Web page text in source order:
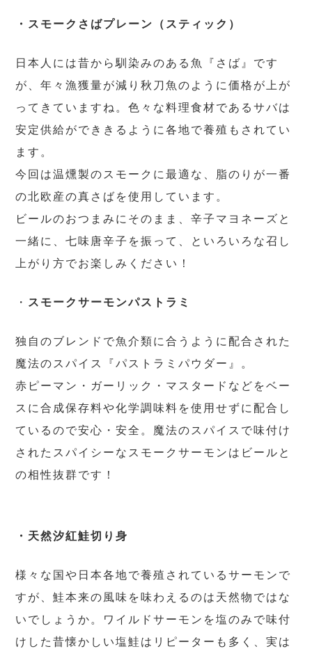
・スモークさばプレーン（スティック）
日本人には昔から馴染みのある魚『さば』です
が、年々漁獲量が減り秋刀魚のように価格が上が
ってきていますね。色々な料理食材であるサバは
安定供給ができきるように各地で養殖もされてい
ます。
今回は温燻製のスモークに最適な、脂のりが一番
の北欧産の真さばを使用しています。
ビールのおつまみにそのまま、辛子マヨネーズと
一緒に、七味唐辛子を振って、といろいろな召し
上がり方でお楽しみください！
・ スモークサーモンパストラミ
独自のブレンドで魚介類に合うように配合された
魔法のスパイス『パストラミパウダー』。
赤ピーマン・ガーリック・マスタードなどをベー
スに合成保存料や化学調味料を使用せずに配合し
ているので安心・安全。魔法のスパイスで味付け
されたスパイシーなスモークサーモンはビールと
の相性抜群です！
・天然汐紅鮭切り身
様々な国や日本各地で養殖されているサーモンで
すが、鮭本来の風味を味わえるのは天然物ではな
いでしょうか。ワイルドサーモンを塩のみで味付
けした昔懐かしい塩鮭はリピーターも多く、実は